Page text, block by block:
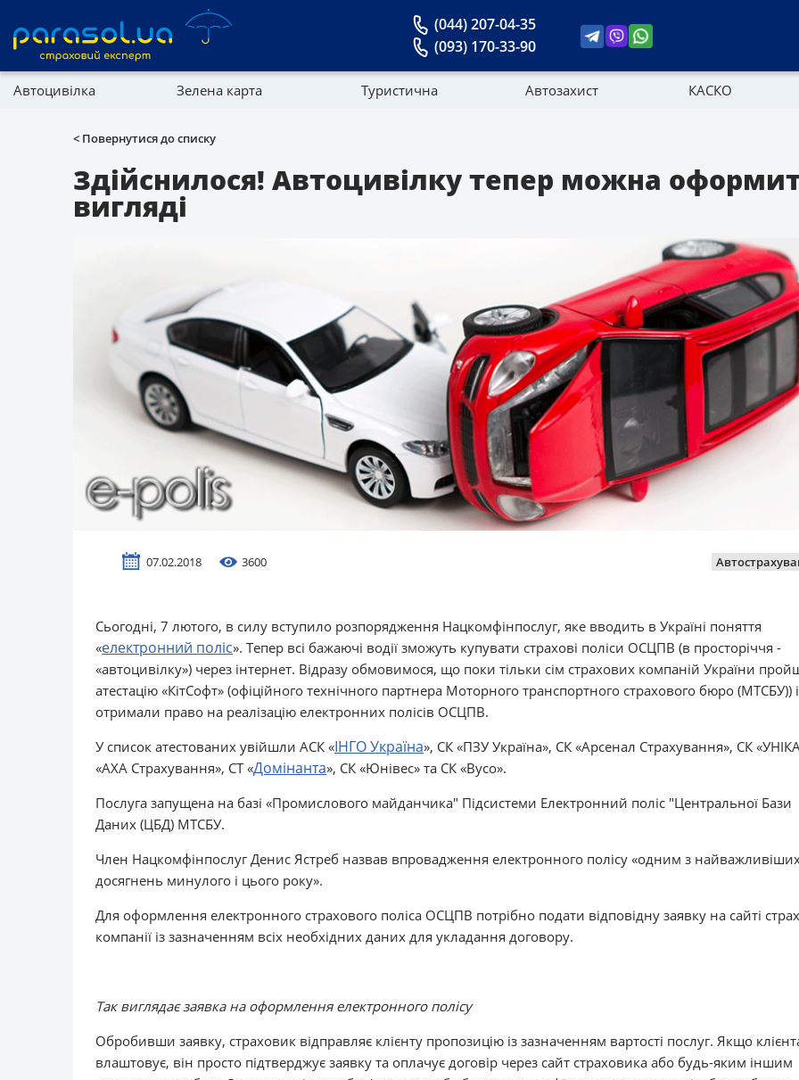
(044) 207-04-35
(093) 170-33-90
Автоцивілка Зелена карта Туристична Автозахист КАСКО
Довідник компаній Новини
Партнерська програма
< Повернутися до списку
Здійснилося! Автоцивілку тепер можна
вигляді
07.02.2018 3600
Сьогодні, 7 лютого, в силу вступило розпорядження Нацкомфінпослуг, яке вводить в Україні поняття
«електронний поліс». Тепер всі бажаючі водії зможуть купувати страхові поліси ОСЦПВ (в просторіччя -
«автоцивілку») через інтернет. Відразу обмовимося, що поки тільки сім страхових компаній України
атестацію «КітСофт» (офіційного технічного партнера Моторного транспортного страхового бюро (МТСБУ)) і
отримали право на реалізацію електронних полісів ОСЦПВ.
У список атестованих увійшли АСК «ІНГО Україна», СК «ПЗУ Україна», СК «Арсенал Страхування», СК
«АХА Страхування», СТ «Домінанта», СК «Юнівес» та СК «Вусо».
Послуга запущена на базі «Промислового майданчика" Підсистеми Електронний поліс "Центральної Бази
Даних (ЦБД) МТСБУ.
Член Нацкомфінпослуг Денис Ястреб назвав впровадження електронного полісу «одним з
досягнень минулого і цього року».
Для оформлення електронного страхового поліса ОСЦПВ потрібно подати відповідну заявку на сайті
компанії із зазначенням всіх необхідних даних для укладання договору.
Так виглядає заявка на оформлення електронного полісу
Обробивши заявку, страховик відправляє клієнту пропозицію із зазначенням вартості послуг. Якщо
влаштовує, він просто підтверджує заявку та оплачує договір через сайт страховика або будь-яким іншим